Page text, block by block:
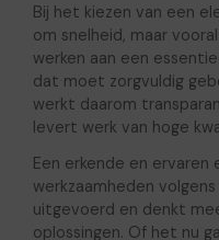
Bij het kiezen van een
om snelheid, maar
werken aan een
dat moet zorgvuldig
werkt daarom
levert werk van hoge
Een erkende en
werkzaamheden
uitgevoerd en denkt
oplossingen. Of het nu